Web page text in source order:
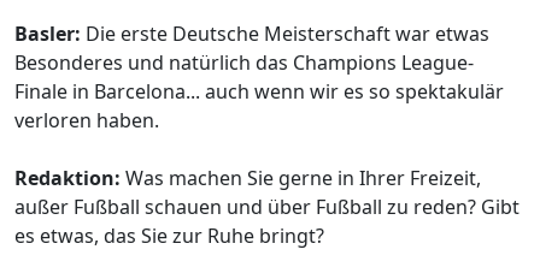
Basler: Die erste Deutsche Meisterschaft war etwas
Besonderes und natürlich das Champions League-
Finale in Barcelona... auch wenn wir es so spektakulär
verloren haben.
Redaktion: Was machen Sie gerne in Ihrer Freizeit,
außer Fußball schauen und über Fußball zu reden? Gibt
es etwas, das Sie zur Ruhe bringt?